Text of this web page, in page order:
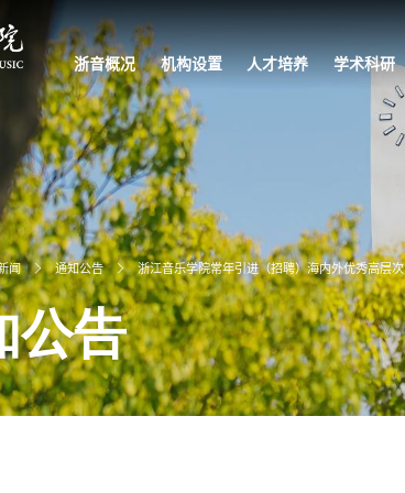
浙音概况
学院简介
学院章程
现任领导
校园文化
信息公开
学校宣传片
机构设置
党政管理机构
教学机构
科研机构
教辅机构
直属机构
人才培养
学术科研
闻 通知公告 浙江音乐学院常年引进（招聘）海内外优秀高层
公告